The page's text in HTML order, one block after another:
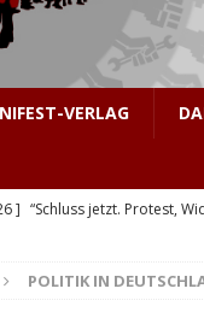
VERLAG
] “Schluss jetzt. Protest,
]
Hinter den Barrikaden:
POLITIK IN